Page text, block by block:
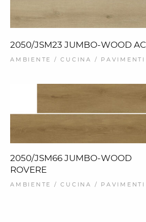
2050/JSM23 JUMBO-WOOD
AMBIENTE / CUCINA /
2050/JSM66 JUMBO-WOOD
ROVERE
AMBIENTE / CUCINA /